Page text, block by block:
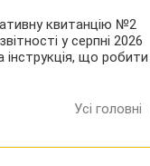
квитанцію №2
у серпні 2026
інструкція, що робити
Усі головні